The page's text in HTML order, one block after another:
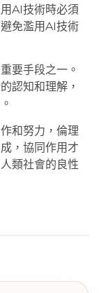
AI技術時必須
免濫用AI技術
要手段之一。
認知和理解，
和努力，倫理
，協同作用才
類社會的良性